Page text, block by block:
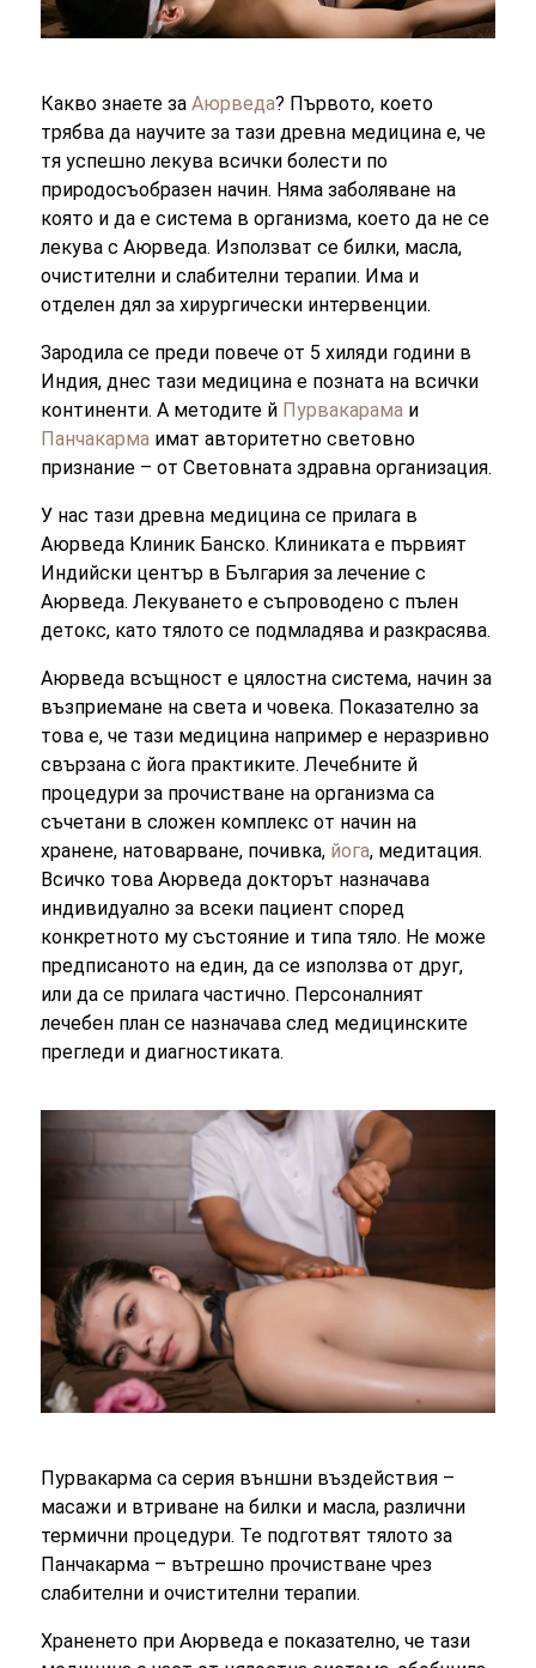
Какво знаете заАюрведа? Първото, което
трябва да научите за тази древна медицина е, че
тя успешно лекува всички болести по
природосъобразен начин. Няма заболяване на
която и да е система в организма, което да не се
лекува с Аюрведа. Използват се билки, масла,
очистителни и слабителни терапии. Има и
отделен дял за хирургически интервенции.
Зародила се преди повече от 5 хиляди години в
Индия, днес тази медицина е позната на всички
континенти. А методите й Пурвакарама и
Панчакарма имат авторитетно световно
признание – от Световната здравна организация.
У нас тази древна медицина се прилага в
Аюрведа Клиник Банско. Клиниката е първият
Индийски център в България за лечение с
Аюрведа. Лекуването е съпроводено с пълен
детокс, като тялото се подмладява и разкрасява.
Аюрведа всъщност е цялостна система, начин за
възприемане на света и човека. Показателно за
това е, че тази медицина например е неразривно
свързана с йога практиките. Лечебните й
процедури за прочистване на организма са
съчетани в сложен комплекс от начин на
хранене, натоварване, почивка, йога, медитация.
Всичко това Аюрведа докторът назначава
индивидуално за всеки пациент според
конкретното му състояние и типа тяло. Не може
предписаното на един, да се използва от друг,
или да се прилага частично. Персоналният
лечебен план се назначава след медицинските
прегледи и диагностиката.
Пурвакарма са серия външни въздействия –
масажи и втриване на билки и масла, различни
термични процедури. Те подготвят тялото за
Панчакарма – вътрешно прочистване чрез
слабителни и очистителни терапии.
Храненето при Аюрведа е показателно, че тази